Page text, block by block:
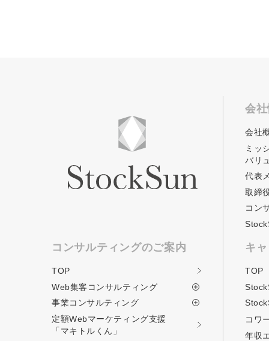
会
会社
ミッ
バリ
代表
取締
コン
コンサルティングのご案内
TOP
Web集客コンサルティング
事業コンサルティング
定額Webマーケティング支援
「マキトルくん」
キ
TOP
コワ
年収